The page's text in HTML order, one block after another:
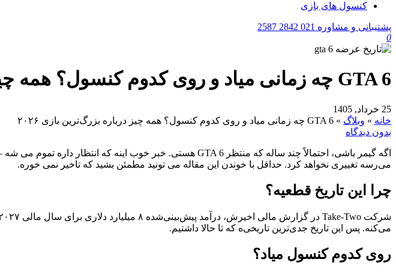
کنسول های بازی
پشتیبانی و مشاوره 021 2842 2587
0
GTA 6 چه زمانی میاد و روی کدوم کنسول؟ همه چیز درباره بزرگ‌ترین بازی ۲۰۲۶
25 خرداد, 1405
خانه » وبلاگ » GTA 6 چه زمانی میاد و روی کدوم کنسول؟ همه چیز درباره بزرگ‌ترین بازی ۲۰۲۶
بدون دیدگاه
اگه گیمر باشی، احتمالاً چند ساله که منتظر GTA 6 هستی. خبر خوب اینه که انتظار داره تموم می شه –
می‌رسه تغییری نخواهد کرد. حداقل با خوندن این مقاله می تونید مطمئن بشید که تاخیر نمی خوره.
چرا این تاریخ قطعیه؟
شرکت Take-Two در گزارش مالی اخیرش، درآمد پیش‌بینی‌شده ۸ میلیارد دلاری برای سال مالی ۲۰۲۷ رو مستقیماً به
می‌کنه. پس این تاریخ جدی‌ترین تاریخی‌ه که تا حالا داشتیم.
روی کدوم کنسول میاد؟